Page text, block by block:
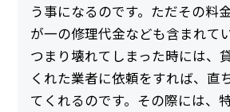
う事になるのです。ただその料
が一の修理代金なども含まれてい
つまり壊れてしまった時には、
くれた業者に依頼をすれば、直
てくれるのです。その際には、